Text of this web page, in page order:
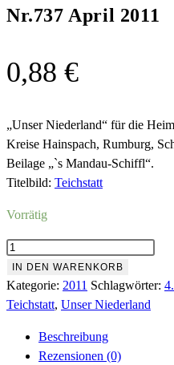
Nr.737 April 2011
0,88 €
„Unser Niederland“ für die
Kreise Hainspach, Rumburg,
Beilage „`s Mandau-Schiffl“.
Titelbild: Teichstatt
Vorrätig
Nr.737
April
2011
Menge
IN DEN WARENKORB
Kategorie: 2011 Schlagwörter:
Teichstatt, Unser Niederland
Beschreibung
Rezensionen (0)